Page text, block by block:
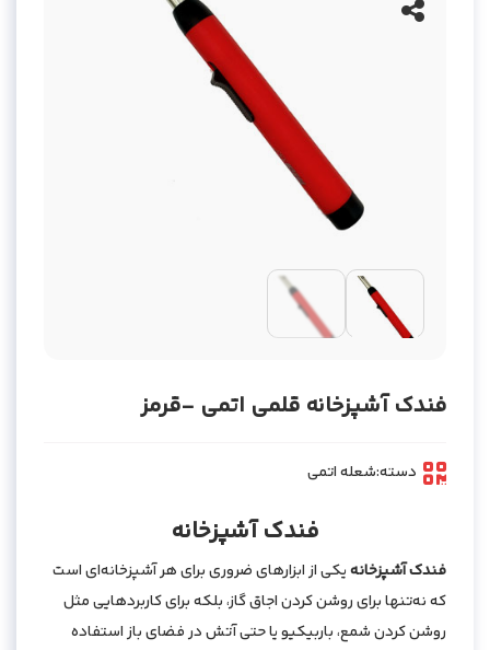
فندک آشپزخانه قلمی اتمی -قرمز
دسته:شعله اتمی
فندک آشپزخانه
فندک آشپزخانهیکی از ابزارهای ضروری برای هر آشپزخانه‌ای است
که نه‌تنها برای روشن کردن اجاق گاز، بلکه برای کاربردهایی مثل
روشن کردن شمع، باربیکیو یا حتی آتش در فضای باز استفاده